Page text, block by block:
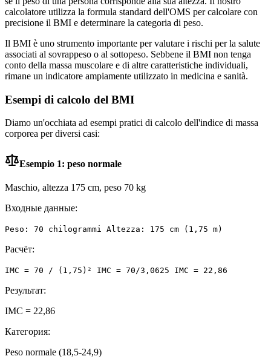
calcolatore utilizza la formula standard dell'OMS per calcolare con
precisione il BMI e determinare la categoria di peso.
Il BMI è uno strumento importante per valutare i rischi per la salute
associati al sovrappeso o al sottopeso. Sebbene il BMI non tenga
conto della massa muscolare e di altre caratteristiche individuali,
rimane un indicatore ampiamente utilizzato in medicina e sanità.
Esempi di calcolo del BMI
Diamo un'occhiata ad esempi pratici di calcolo dell'indice di massa
corporea per diversi casi:
Esempio 1: peso normale
Maschio, altezza 175 cm, peso 70 kg
Входные данные:
Peso: 70 chilogrammi Altezza: 175 cm (1,75 m)
Расчёт:
IMC = 70 / (1,75)² IMC = 70/3,0625 IMC = 22,86
Результат:
IMC = 22,86
Категория:
Peso normale (18,5-24,9)